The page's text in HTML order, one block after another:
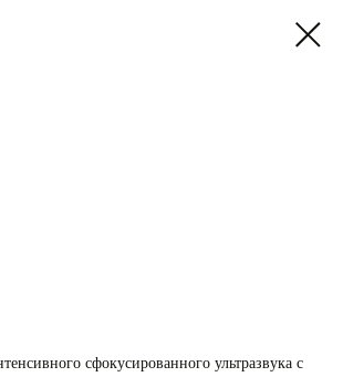
сфокусированного ультразвука с